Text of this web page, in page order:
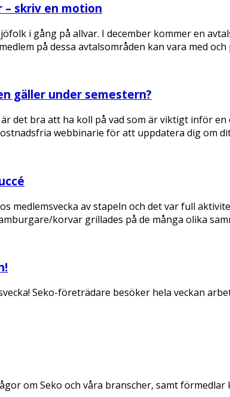
skriv en motion
i gång på allvar. I december kommer en
på dessa avtalsområden kan vara med
gäller under semestern?
det bra att ha koll på vad som är viktigt inför
webbinarie för att uppdatera dig om
medlemsvecka av stapeln och det var full
korvar grillades på de många olika
Seko-företrädare besöker hela veckan
om Seko och våra branscher, samt